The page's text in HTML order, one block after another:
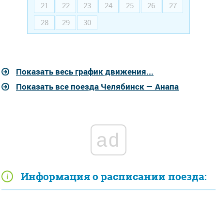
Информация о расписании поезда:
21
22 23 24 25 26
27
28
29 30
Показать весь график движения...
Показать все поезда Челябинск — Анапа
ad